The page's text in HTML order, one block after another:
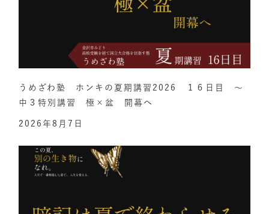
うめざわ塾 ホンキの夏期講習2026 １６日目 ～
中３特別講習 極×盆 開幕へ
2026年8月7日